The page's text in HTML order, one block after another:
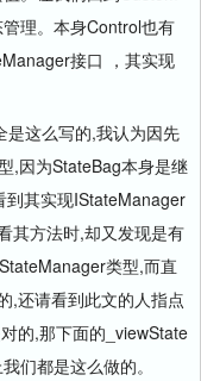
理。本身Control也有
接口 ，其实现
这么写的,我认为因先
,因为StateBag本身是继
其实现IStateManager
其方法时,却又发现是有
类型,而直
,还请看到此文的人指点
的,那下面的_viewState
们都是这么做的。